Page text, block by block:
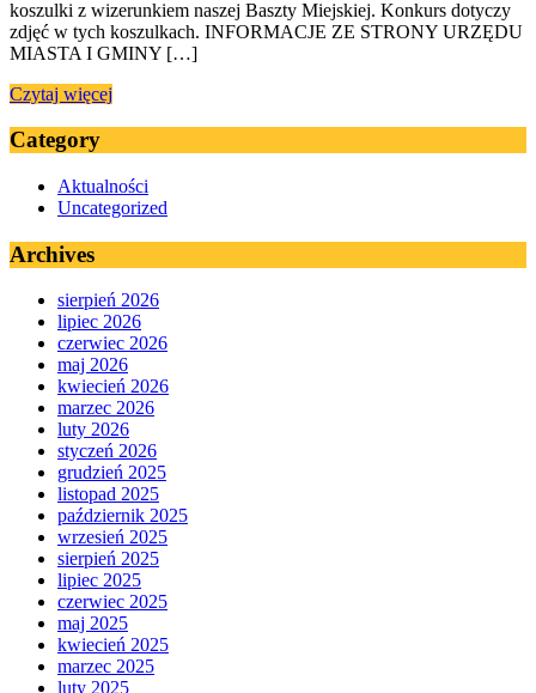
koszulki z wizerunkiem naszej Baszty Miejskiej. Konkurs dotyczy
zdjęć w tych koszulkach. INFORMACJE ZE STRONY URZĘDU
MIASTA I GMINY […]
Czytaj więcej
Category
Aktualności
Uncategorized
Archives
sierpień 2026
lipiec 2026
czerwiec 2026
maj 2026
kwiecień 2026
marzec 2026
luty 2026
styczeń 2026
grudzień 2025
listopad 2025
październik 2025
wrzesień 2025
sierpień 2025
lipiec 2025
czerwiec 2025
maj 2025
kwiecień 2025
marzec 2025
luty 2025